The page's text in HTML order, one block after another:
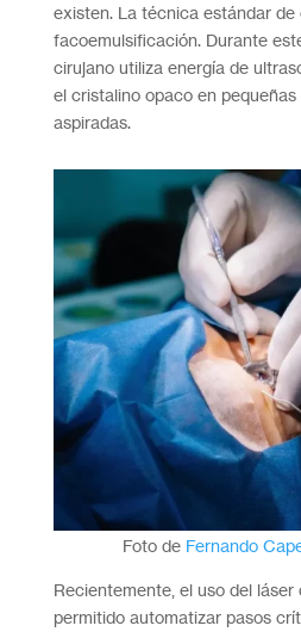
existen. La técnica estándar
facoemulsificación. Durante
cirujano utiliza energía de
el cristalino opaco en
aspiradas.
Foto de Fernando
Recientemente, el uso del
permitido automatizar pasos